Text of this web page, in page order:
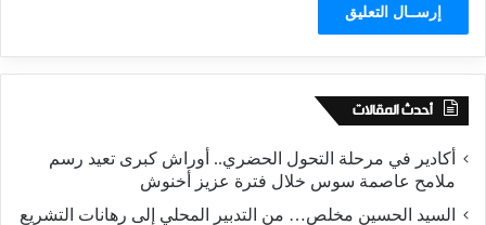
أحدث المقالات
أكادير في مرحلة التحول الحضري.. أوراش كبرى تعيد رسم
ملامح عاصمة سوس خلال فترة عزيز أخنوش
السيد الحسين مخلص… من التدبير المحلي إلى رهانات التشريع